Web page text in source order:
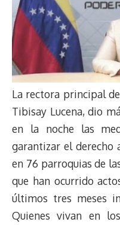
La rectora principal
Tibisay Lucena, dio
en la noche las
garantizar el derecho
en 76 parroquias de
que han ocurrido
últimos tres meses
Quienes vivan en